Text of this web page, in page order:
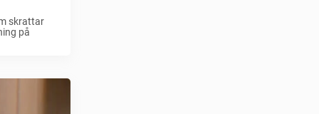
skrattar
på